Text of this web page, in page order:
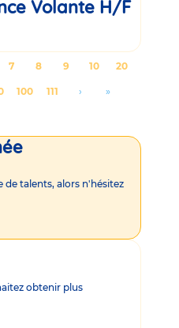
Volante H/F
Page
7 Page
8 Page
9 Page
10 Page
20
Page
100 Page
111
Aller
›
Aller
dernière
»
talents, alors n'hésitez
obtenir plus